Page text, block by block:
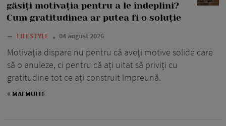
găsiți motivația pentru a le îndeplini?
Cum gratitudinea ar putea fi o soluție
— LIFESTYLE 04 august 2026
Motivația dispare nu pentru că aveți motive solide care
să o anuleze, ci pentru că ați uitat să priviți cu
gratitudine tot ce ați construit împreună.
+ MAI MULTE